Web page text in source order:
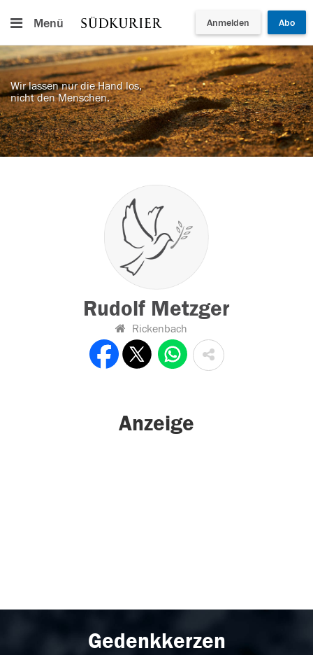
Menü Anmelden Abo
Wir lassen nur die Hand los,
nicht den Menschen.
Rudolf Metzger
Rickenbach
Anzeige
Gedenkkerzen